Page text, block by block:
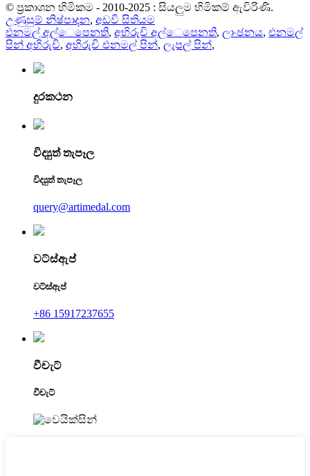
© ප්‍රකාශන හිමිකම - 2010-2025 : සියලුම හිමිකම් ඇවිරිණි.
උණුසුම් නිෂ්පාදන, අඩවි සිතියම
එනමල් අල්ෙපෙනති, අභිරුචි අල්ෙපෙනති, ලාංඡනය, එනමල්
පින් අභිරුචි, අභිරුචි එනමල් පින්, ලැපල් පින්,
දුරකථන
විද්‍යුත් තැපෑල
විද්‍යුත් තැපෑල
query@artimedal.com
වට්ස්ඇප්
වට්ස්ඇප්
+86 15917237655
වීචැට්
වීචැට්